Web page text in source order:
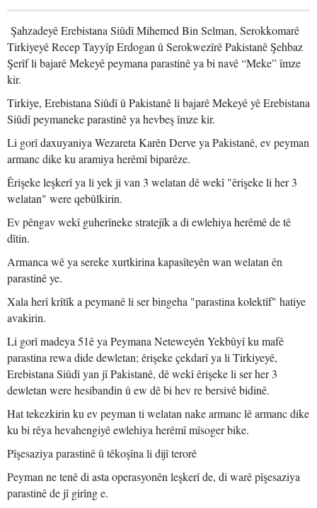
Şahzadeyê Erebistana Siûdî Mihemed Bin Selman, Serokkomarê
Tirkiyeyê Recep Tayyîp Erdogan û Serokwezîrê Pakistanê Şehbaz
Şerîf li bajarê Mekeyê peymana parastinê ya bi navê “Meke” îmze
kir.
Tirkiye, Erebistana Siûdî û Pakistanê li bajarê Mekeyê yê Erebistana
Siûdî peymaneke parastinê ya hevbeş îmze kir.
Li gorî daxuyaniya Wezareta Karên Derve ya Pakistanê, ev peyman
armanc dike ku aramiya herêmî biparêze.
Êrişeke leşkerî ya li yek ji van 3 welatan dê wekî "êrişeke li her 3
welatan" were qebûlkirin.
Ev pêngav wekî guherîneke stratejîk a di ewlehiya herêmê de tê
dîtin.
Armanca wê ya sereke xurtkirina kapasîteyên wan welatan ên
parastinê ye.
Xala herî krîtîk a peymanê li ser bingeha "parastina kolektîf" hatiye
avakirin.
Li gorî madeya 51ê ya Peymana Neteweyên Yekbûyî ku mafê
parastina rewa dide dewletan; êrişeke çekdarî ya li Tirkiyeyê,
Erebistana Siûdî yan jî Pakistanê, dê wekî êrişeke li ser her 3
dewletan were hesibandin û ew dê bi hev re bersivê bidinê.
Hat tekezkirin ku ev peyman ti welatan nake armanc lê armanc dike
ku bi rêya hevahengiyê ewlehiya herêmî mîsoger bike.
Pîşesaziya parastinê û têkoşîna li dijî terorê
Peyman ne tenê di asta operasyonên leşkerî de, di warê pîşesaziya
parastinê de jî girîng e.